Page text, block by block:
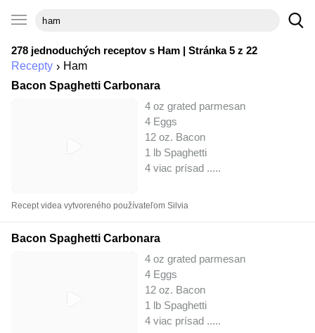
278 jednoduchých receptov s Ham | Stránka 5 z 22
Recepty
Ham
Bacon Spaghetti Carbonara
4 oz grated parmesan
4 Eggs
12 oz. Bacon
1 lb Spaghetti
4 viac prísad .....
Recept videa vytvoreného používateľom Silvia
Bacon Spaghetti Carbonara
4 oz grated parmesan
4 Eggs
12 oz. Bacon
1 lb Spaghetti
4 viac prísad .....